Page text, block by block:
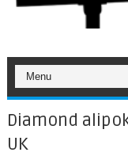
Diamond
UK